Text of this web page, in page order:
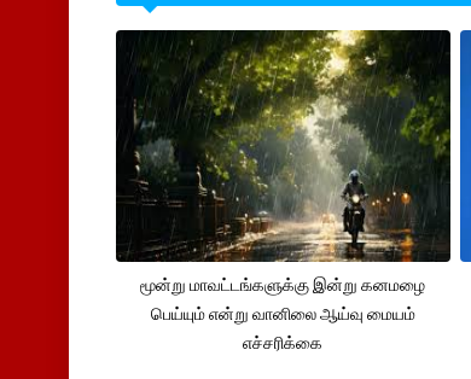
மூன்று மாவட்டங்களுக்கு இன்று கனமழை
பெய்யும் என்று வானிலை ஆய்வு மையம்
எச்சரிக்கை